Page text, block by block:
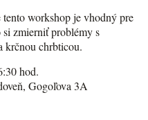
tento workshop je vhodný pre
zmierniť problémy s
krčnou chrbticou.
hod.
Gogoľova 3A